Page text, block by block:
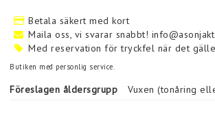
Betala säkert med kort
Maila oss, vi svarar snabbt!
Med reservation för tryckfel när det
Butiken med personlig service.
Föreslagen åldersgrupp Vuxen (tonåring